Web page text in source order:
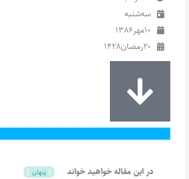
سه‌شنبه
10مهر1386
20رمضان1428
در این مقاله خواهید خواند پنهان